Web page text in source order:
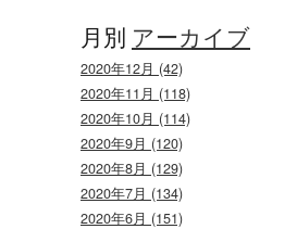
月別 アーカイブ
2020年12月 (42)
2020年11月 (118)
2020年10月 (114)
2020年9月 (120)
2020年8月 (129)
2020年7月 (134)
2020年6月 (151)